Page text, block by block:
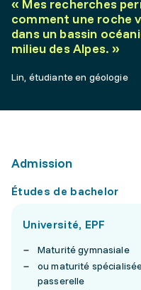
« Mes recherches
comment une roche
dans un bassin
milieu des Alpes. »
Lin, étudiante en géologie
Admission
Études de bachelor
Université, EPF
Maturité gymnasiale
ou maturité
passerelle